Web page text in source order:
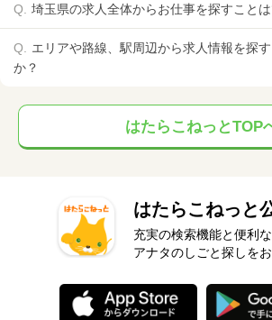
埼玉県の求人全体からお仕事を探すこと
エリアや路線、駅周辺から求人情報を探
か？
はたらこねっとTOP
はたらこねっと
充実の検索機能と便利
アナタのしごと探しをお